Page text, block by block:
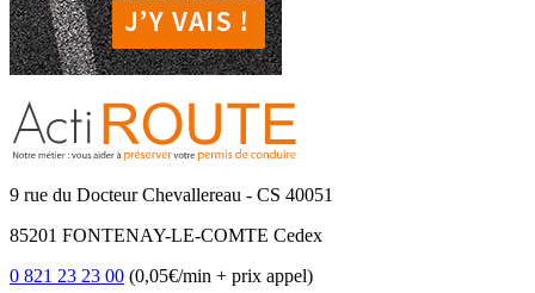
9 rue du Docteur Chevallereau - CS 40051
85201 FONTENAY-LE-COMTE Cedex
0 821 23 23 00 (0,05€/min + prix appel)